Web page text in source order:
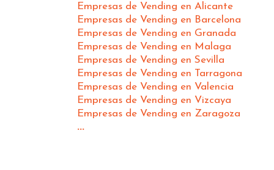
Empresas de Vending en Alicante
Empresas de Vending en Barcelona
Empresas de Vending en Granada
Empresas de Vending en Malaga
Empresas de Vending en Sevilla
Empresas de Vending en Tarragona
Empresas de Vending en Valencia
Empresas de Vending en Vizcaya
Empresas de Vending en Zaragoza
...